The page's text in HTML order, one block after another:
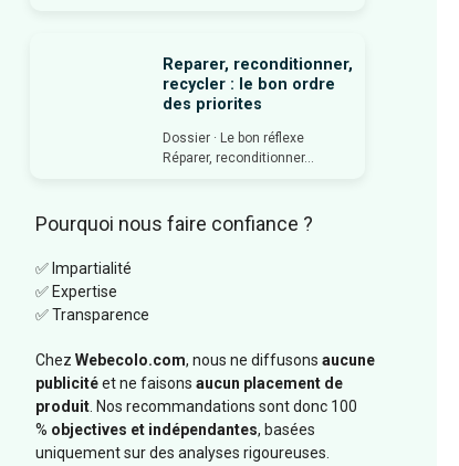
Reparer, reconditionner,
recycler : le bon ordre
des priorites
Dossier · Le bon réflexe
Réparer, reconditionner...
Pourquoi nous faire confiance ?
✅ Impartialité
✅ Expertise
✅ Transparence
Chez Webecolo.com, nous ne diffusons aucune
publicitéet ne faisons aucun placement de
produit. Nos recommandations sont donc 100
% objectives et indépendantes, basées
uniquement sur des analyses rigoureuses.